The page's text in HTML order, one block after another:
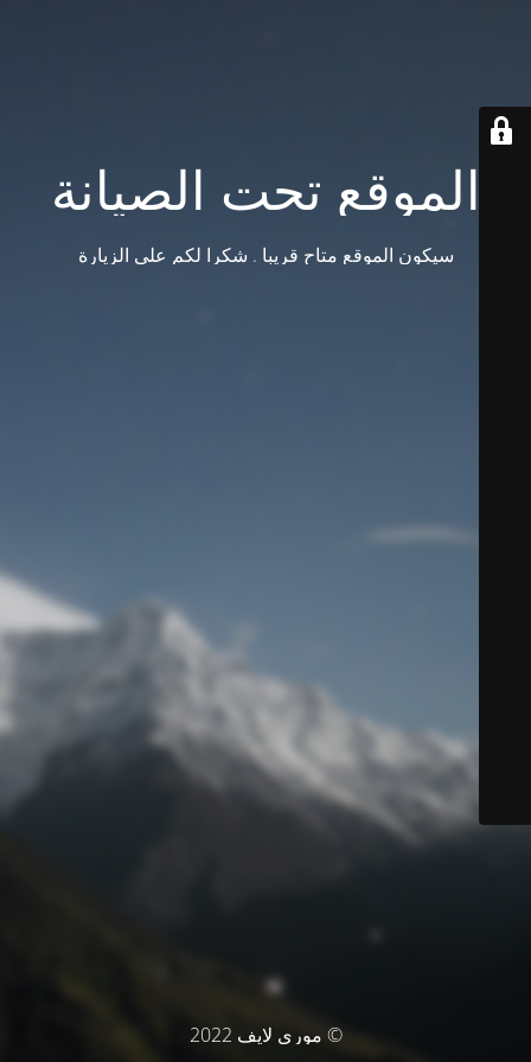
الموقع تحت الصيانة
سيكون الموقع متاح قريبا . شكرا لكم على الزيارة
© موري لايف 2022